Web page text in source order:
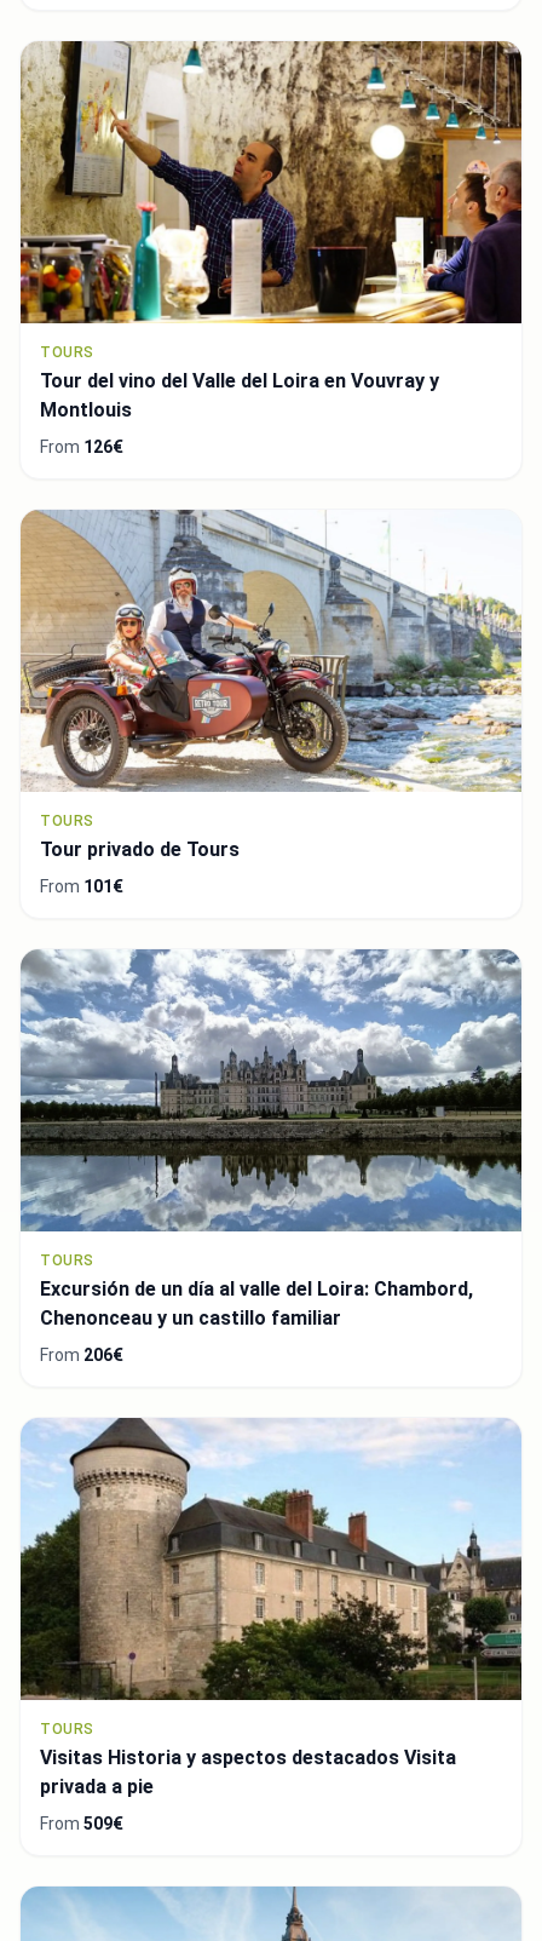
TOURS
Tour del vino del Valle del Loira en Vouvray y
Montlouis
From 126€
TOURS
Tour privado de Tours
From 101€
TOURS
Excursión de un día al valle del Loira: Chambord,
Chenonceau y un castillo familiar
From 206€
TOURS
Visitas Historia y aspectos destacados Visita
privada a pie
From 509€